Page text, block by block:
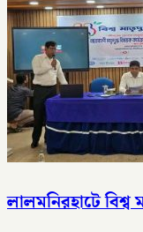
লালমনিরহাটে